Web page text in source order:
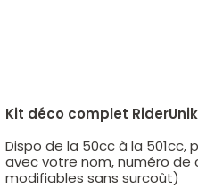
Kit déco complet RiderUnik
Dispo de la 50cc à la 501cc,
avec votre nom, numéro de
modifiables sans surcoût)